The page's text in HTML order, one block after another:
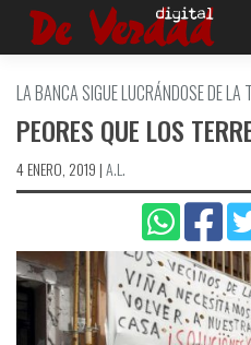
Saltar
LA BANCA SIGUE LUCRÁNDOSE DE LA
PEORES QUE LOS
4 ENERO, 2019 |A.L.